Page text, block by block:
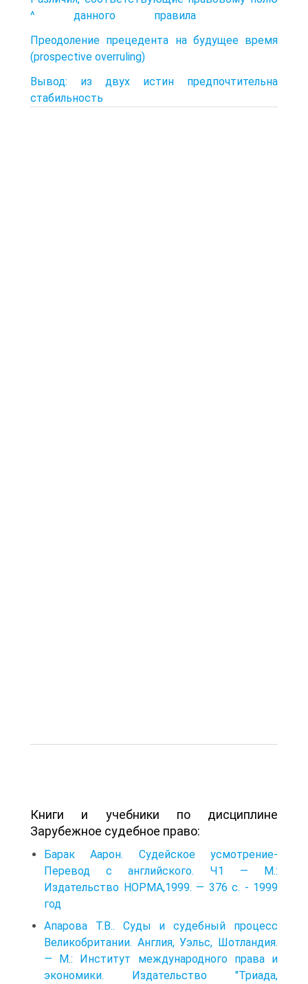
^ данного правила
Преодоление прецедента на будущее время
(prospective overruling)
Вывод: из двух истин предпочтительна
стабильность
Книги и учебники по дисциплине
Зарубежное судебное право:
Барак Аарон. Судейское усмотрение-
Перевод с английского. Ч1 — М.:
Издательство НОРМА,1999. — 376 с. - 1999
год
Апарова Т.В.. Суды и судебный процесс
Великобритании. Англия, Уэльс, Шотландия.
— М.: Институт международного права и
экономики. Издательство "Триада,